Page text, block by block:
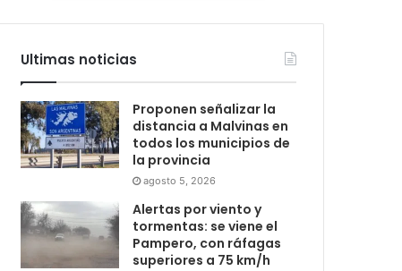
Ultimas noticias
Proponen señalizar la
distancia a Malvinas en
todos los municipios de
la provincia
agosto 5, 2026
Alertas por viento y
tormentas: se viene el
Pampero, con ráfagas
superiores a 75 km/h